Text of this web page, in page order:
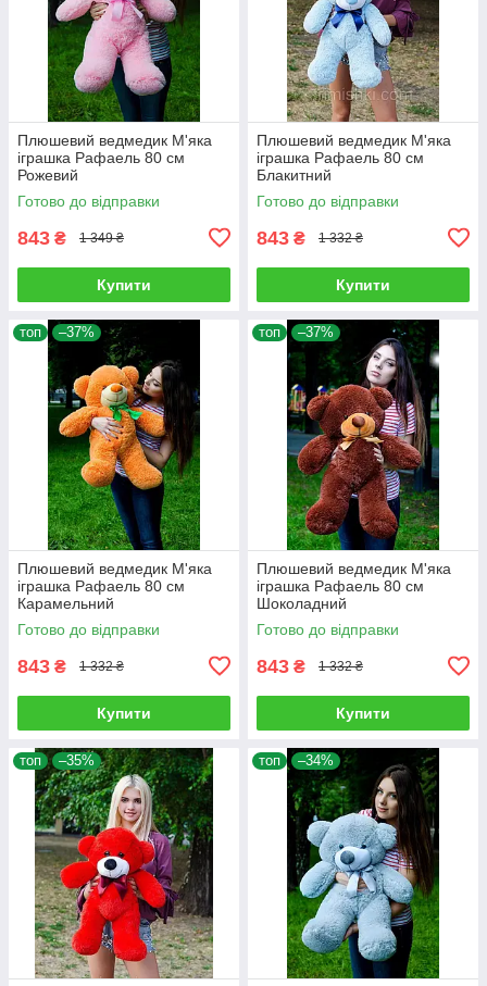
Плюшевий ведмедик М'яка
іграшка Рафаель 80 см
Рожевий
Готово до відправки
843 ₴ 1 349 ₴
Купити
Плюшевий ведмедик М'яка
іграшка Рафаель 80 см
Блакитний
Готово до відправки
843 ₴ 1 332 ₴
Купити
топ –37%
Плюшевий ведмедик М'яка
іграшка Рафаель 80 см
Карамельний
Готово до відправки
843 ₴ 1 332 ₴
Купити
топ –37%
Плюшевий ведмедик М'яка
іграшка Рафаель 80 см
Шоколадний
Готово до відправки
843 ₴ 1 332 ₴
Купити
топ –35% топ –34%